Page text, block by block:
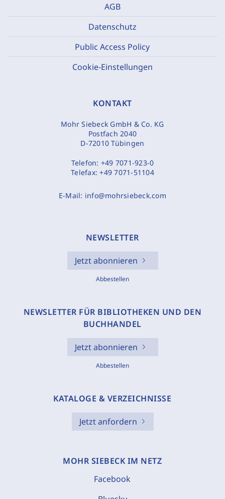
AGB
Datenschutz
Public Access Policy
Cookie-Einstellungen
KONTAKT
Mohr Siebeck GmbH & Co. KG
Postfach 2040
D-72010 Tübingen
Telefon: +49 7071-923-0
Telefax:+49 7071-51104
E-Mail: info@mohrsiebeck.com
NEWSLETTER
Jetzt abonnieren
Abbestellen
NEWSLETTER FÜR BIBLIOTHEKEN UND DEN
BUCHHANDEL
Jetzt abonnieren
Abbestellen
KATALOGE & VERZEICHNISSE
Jetzt anfordern
MOHR SIEBECK IM NETZ
Facebook